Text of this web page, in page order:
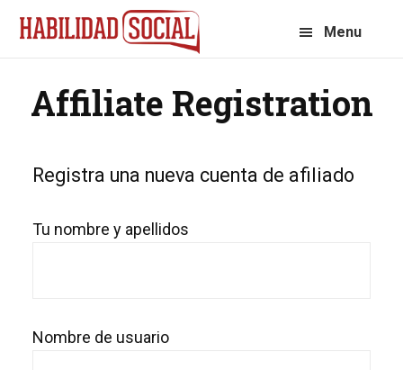
Saltar
navegación
principal
Saltar
principal
Menu
Affiliate Registration
Registra una nueva cuenta de afiliado
Tu nombre y apellidos
Nombre de usuario